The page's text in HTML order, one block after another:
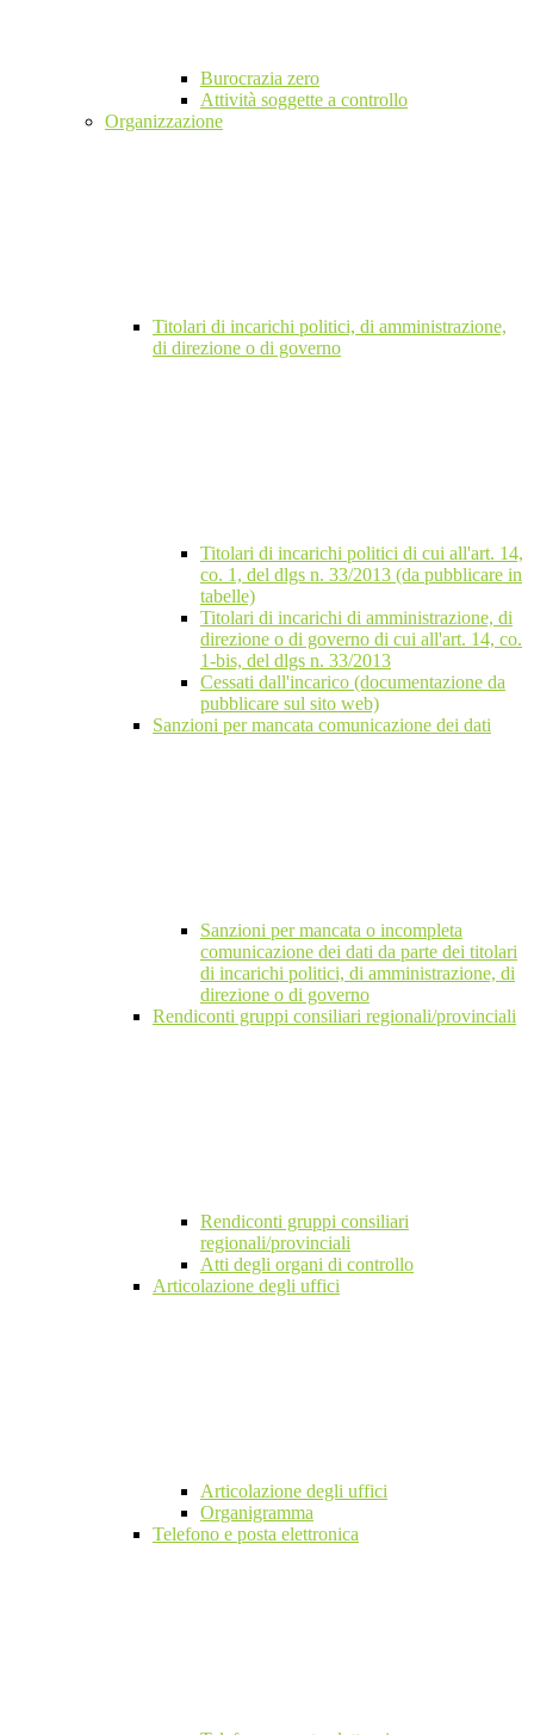
Burocrazia zero
Attività soggette a controllo
Organizzazione
Titolari di incarichi politici, di amministrazione,
di direzione o di governo
Titolari di incarichi politici di cui all'art. 14,
co. 1, del dlgs n. 33/2013 (da pubblicare in
tabelle)
Titolari di incarichi di amministrazione, di
direzione o di governo di cui all'art. 14, co.
1-bis, del dlgs n. 33/2013
Cessati dall'incarico (documentazione da
pubblicare sul sito web)
Sanzioni per mancata comunicazione dei dati
Sanzioni per mancata o incompleta
comunicazione dei dati da parte dei titolari
di incarichi politici, di amministrazione, di
direzione o di governo
Rendiconti gruppi consiliari regionali/provinciali
Rendiconti gruppi consiliari
regionali/provinciali
Atti degli organi di controllo
Articolazione degli uffici
Articolazione degli uffici
Organigramma
Telefono e posta elettronica